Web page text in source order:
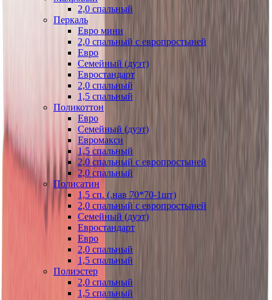
2,0 спальный
Перкаль
Евро мини
2,0 спальный с европростыней
Евро
Семейный (дуэт)
Евростандарт
2,0 спальный
1,5 спальный
Поликоттон
Евро
Семейный (дуэт)
Евромакси
1,5 спальный
2,0 спальный с европростыней
2,0 спальный
Полисатин
1,5 сп. (.нав 70*70-1шт)
2,0 спальный с европростыней
Семейный (дуэт)
Евростандарт
Евро
2,0 спальный
1,5 спальный
Полиэстер
2,0 спальный
1,5 спальный